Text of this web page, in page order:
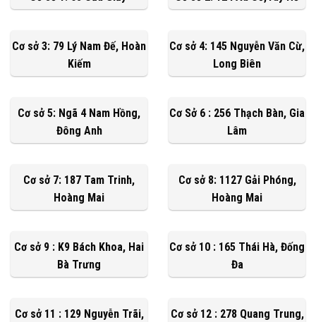
Cơ sở 3: 79 Lý Nam Đế, Hoàn
Kiếm
Cơ sở 4: 145 Nguyễn Văn Cừ,
Long Biên
Cơ sở 5: Ngã 4 Nam Hồng,
Đông Anh
Cơ Sở 6 : 256 Thạch Bàn, Gia
Lâm
Cơ sở 7: 187 Tam Trinh,
Hoàng Mai
Cơ sở 8: 1127 Gải Phóng,
Hoàng Mai
Cơ sở 9 : K9 Bách Khoa, Hai
Bà Trưng
Cơ sở 10 : 165 Thái Hà, Đống
Đa
Cơ sở 11 : 129 Nguyễn Trãi,
Cơ sở 12 : 278 Quang Trung,